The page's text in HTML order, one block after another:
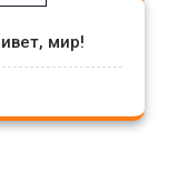
мир!